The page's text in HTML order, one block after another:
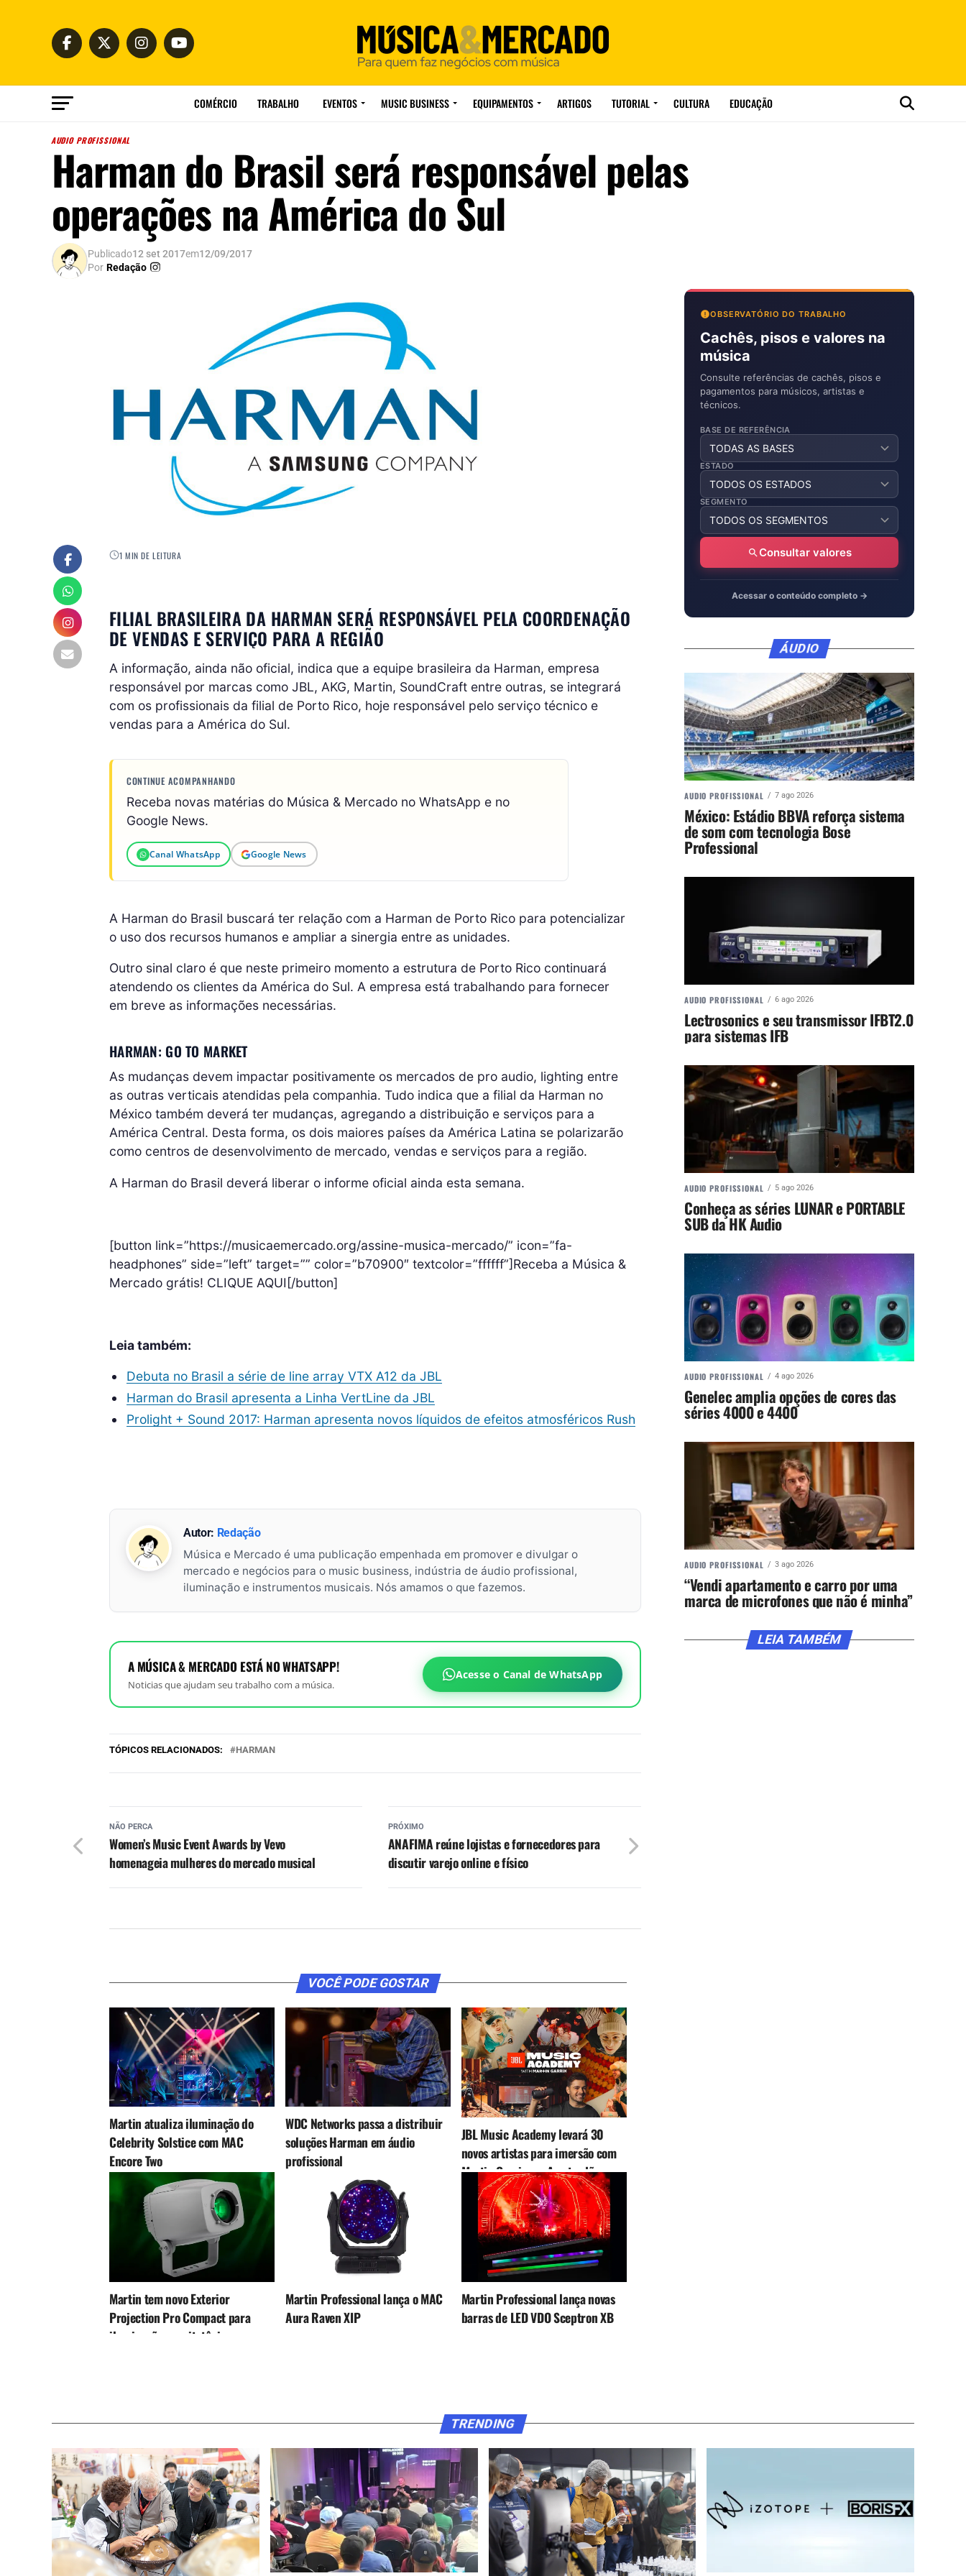
COMÉRCIO TRABALHO EVENTOS MUSIC BUSINESS EQUIPAMENTOS ARTIGOS TUTORIAL CULTURA EDUCAÇÃO
AUDIO PROFISSIONAL
Harman do Brasil será responsável pelas
operações na América do Sul
Publicado12 set 2017em12/09/2017
Por Redação
1 MIN DE LEITURA
FILIAL BRASILEIRA DA HARMAN SERÁ RESPONSÁVEL PELA COORDENAÇÃO
DE VENDAS E SERVIÇO PARA A REGIÃO
A informação, ainda não oficial, indica que a equipe brasileira da Harman, empresa
responsável por marcas como JBL, AKG, Martin, SoundCraft entre outras, se integrará
com os profissionais da filial de Porto Rico, hoje responsável pelo serviço técnico e
vendas para a América do Sul.
CONTINUE ACOMPANHANDO
Receba novas matérias do Música & Mercado no WhatsApp e no
Google News.
Canal WhatsApp Google News
A Harman do Brasil buscará ter relação com a Harman de Porto Rico para potencializar
o uso dos recursos humanos e ampliar a sinergia entre as unidades.
Outro sinal claro é que neste primeiro momento a estrutura de Porto Rico continuará
atendendo os clientes da América do Sul. A empresa está trabalhando para fornecer
em breve as informações necessárias.
HARMAN: GO TO MARKET
As mudanças devem impactar positivamente os mercados de pro audio, lighting entre
as outras verticais atendidas pela companhia. Tudo indica que a filial da Harman no
México também deverá ter mudanças, agregando a distribuição e serviços para a
América Central. Desta forma, os dois maiores países da América Latina se polarizarão
como centros de desenvolvimento de mercado, vendas e serviços para a região.
A Harman do Brasil deverá liberar o informe oficial ainda esta semana.
[button link=”https://musicaemercado.org/assine-musica-mercado/” icon=”fa-
headphones” side=”left” target=”” color=”b70900″ textcolor=”ffffff”]Receba a Música &
Mercado grátis! CLIQUE AQUI[/button]
Leia também:
Debuta no Brasil a série de line array VTX A12 da JBL
Harman do Brasil apresenta a Linha VertLine da JBL
Prolight + Sound 2017: Harman apresenta novos líquidos de efeitos atmosféricos Rush
Autor: Redação
Música e Mercado é uma publicação empenhada em promover e divulgar o
mercado e negócios para o music business, indústria de áudio profissional,
iluminação e instrumentos musicais. Nós amamos o que fazemos.
A MÚSICA & MERCADO ESTÁ NO WHATSAPP!
Noticias que ajudam seu trabalho com a música.
Acesse o Canal de WhatsApp
TÓPICOS RELACIONADOS: HARMAN
PRÓXIMO
ANAFIMA reúne lojistas e fornecedores para
discutir varejo online e físico
NÃO PERCA
Women’s Music Event Awards by Vevo
homenageia mulheres do mercado musical
VOCÊ PODE GOSTAR
Martin atualiza iluminação do
Celebrity Solstice com MAC
Encore Two
WDC Networks passa a distribuir
soluções Harman em áudio
profissional
JBL Music Academy levará 30
novos artistas para imersão com
Martin Garrix em Amsterdã
Martin tem novo Exterior
Projection Pro Compact para
iluminação arquitetônica
Martin Professional lança o MAC
Aura Raven XIP
Martin Professional lança novas
barras de LED VDO Sceptron XB
OBSERVATÓRIO DO TRABALHO
Cachês, pisos e valores na
música
Consulte referências de cachês, pisos e
pagamentos para músicos, artistas e
técnicos.
BASE DE REFERÊNCIA
ESTADO
SEGMENTO
Consultar valores
Acessar o conteúdo completo →
ÁUDIO
AUDIO PROFISSIONAL 7 ago 2026
México: Estádio BBVA reforça sistema
de som com tecnologia Bose
Professional
AUDIO PROFISSIONAL 6 ago 2026
Lectrosonics e seu transmissor IFBT2.0
para sistemas IFB
AUDIO PROFISSIONAL 5 ago 2026
Conheça as séries LUNAR e PORTABLE
SUB da HK Audio
AUDIO PROFISSIONAL 4 ago 2026
Genelec amplia opções de cores das
séries 4000 e 4400
AUDIO PROFISSIONAL 3 ago 2026
“Vendi apartamento e carro por uma
marca de microfones que não é minha”
LEIA TAMBÉM
TRENDING